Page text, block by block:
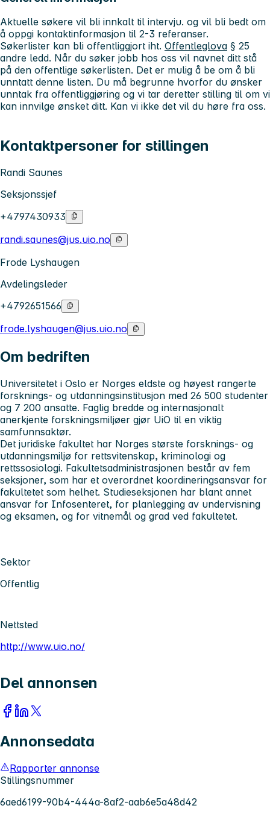
Aktuelle søkere vil bli innkalt til intervju. og vil bli bedt om
å oppgi kontaktinformasjon til 2-3 referanser.
Søkerlister kan bli offentliggjort iht. Offentleglova § 25
andre ledd. Når du søker jobb hos oss vil navnet ditt stå
på den offentlige søkerlisten. Det er mulig å be om å bli
unntatt denne listen. Du må begrunne hvorfor du ønsker
unntak fra offentliggjøring og vi tar deretter stilling til om vi
kan innvilge ønsket ditt. Kan vi ikke det vil du høre fra oss.
Kontaktpersoner for stillingen
Randi Saunes
Seksjonssjef
+4797430933
randi.saunes@jus.uio.no
Frode Lyshaugen
Avdelingsleder
+4792651566
frode.lyshaugen@jus.uio.no
Om bedriften
Universitetet i Oslo er Norges eldste og høyest rangerte
forsknings- og utdanningsinstitusjon med 26 500 studenter
og 7 200 ansatte. Faglig bredde og internasjonalt
anerkjente forskningsmiljøer gjør UiO til en viktig
samfunnsaktør.
Det juridiske fakultet har Norges største forsknings- og
utdanningsmiljø for rettsvitenskap, kriminologi og
rettssosiologi. Fakultetsadministrasjonen består av fem
seksjoner, som har et overordnet koordineringsansvar for
fakultetet som helhet. Studieseksjonen har blant annet
ansvar for Infosenteret, for planlegging av undervisning
og eksamen, og for vitnemål og grad ved fakultetet.
Sektor
Offentlig
Nettsted
http://www.uio.no/
Del annonsen
Annonsedata
Rapporter annonse
Stillingsnummer
6aed6199-90b4-444a-8af2-aab6e5a48d42